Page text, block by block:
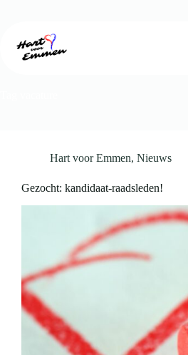
inhoud
Hart voor Emmen, Nieuws
Gezocht: kandidaat-raadsleden!